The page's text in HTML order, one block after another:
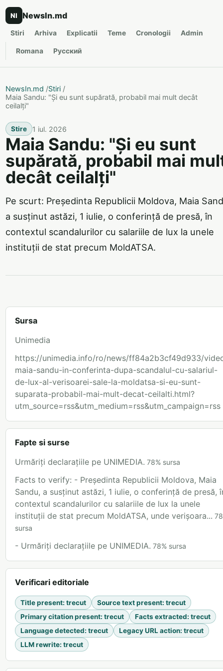
NI NewsIn.md
Stiri Arhiva Explicatii Teme Cronologii Admin
Romana Русский
NewsIn.md /Stiri /
Maia Sandu: "Și eu sunt supărată, probabil mai mult decât
ceilalți"
Stire 1 iul. 2026
Maia Sandu: "Și eu sunt
supărată, probabil mai
decât ceilalți"
Pe scurt: Președinta Republicii Moldova, Maia
a susținut astăzi, 1 iulie, o conferință de presă, în
contextul scandalurilor cu salariile de lux la unele
instituții de stat precum MoldATSA.
Sursa
Unimedia
https://unimedia.info/ro/news/ff84a2b3cf49d933/
maia-sandu-in-conferinta-dupa-scandalul-cu-salariul-
de-lux-al-verisoarei-sale-la-moldatsa-si-eu-sunt-
suparata-probabil-mai-mult-decat-ceilalti.html?
utm_source=rss&utm_medium=rss&utm_campaign=rss
Fapte si surse
Urmăriți declarațiile pe UNIMEDIA. 78% sursa
Facts to verify: - Președinta Republicii Moldova, Maia
Sandu, a susținut astăzi, 1 iulie, o conferință de presă,
contextul scandalurilor cu salariile de lux la unele
instituții de stat precum MoldATSA, unde verișoara... 78
sursa
- Urmăriți declarațiile pe UNIMEDIA. 78% sursa
Verificari editoriale
Title present: trecut Source text present: trecut
Primary citation present: trecut Facts extracted: trecut
Language detected: trecut Legacy URL action: trecut
LLM rewrite: trecut